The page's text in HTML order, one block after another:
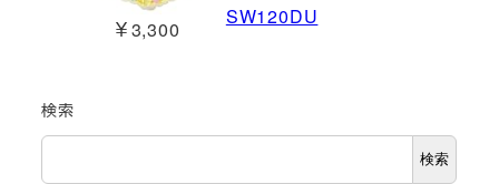
￥3,300
SW120DU
検索
検索